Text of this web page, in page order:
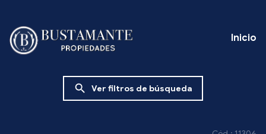
Inicio
search Ver filtros de búsqueda